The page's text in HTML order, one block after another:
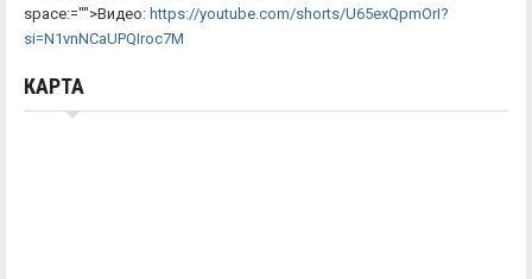
space:="">Видео: https://youtube.com/shorts/U65exQpmOrI?
si=N1vnNCaUPQIroc7M
КАРТА